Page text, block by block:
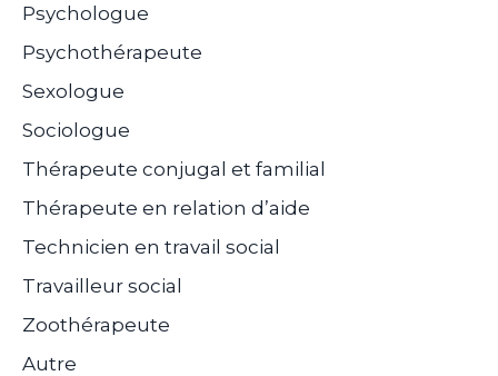
Psychologue
Psychothérapeute
Sexologue
Sociologue
Thérapeute conjugal et familial
Thérapeute en relation d’aide
Technicien en travail social
Travailleur social
Zoothérapeute
Autre